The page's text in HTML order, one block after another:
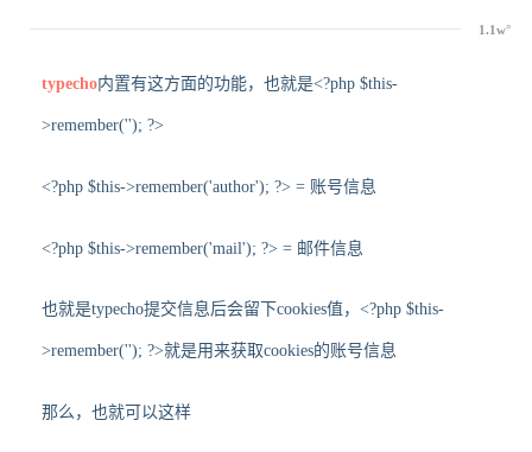
typecho内置有这方面的功能，也就是<?php $this-
>remember(''); ?>
<?php $this->remember('author'); ?> = 账号信息
<?php $this->remember('mail'); ?> = 邮件信息
也就是typecho提交信息后会留下cookies值，<?php $this-
>remember(''); ?>就是用来获取cookies的账号信息
那么，也就可以这样